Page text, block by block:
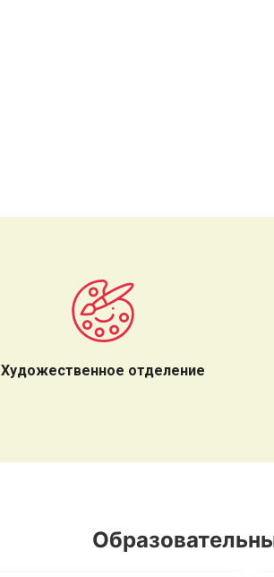
Художественное отделение